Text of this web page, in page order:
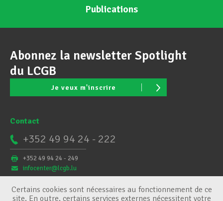
Publications
Abonnez la newsletter Spotlight
du LCGB
Je veux m'inscrire
Contact
+352 49 94 24 - 222
+352 49 94 24 - 249
infocenter@lcgb.lu
Certains cookies sont nécessaires au fonctionnement de ce
site. En outre, certains services externes nécessitent votre